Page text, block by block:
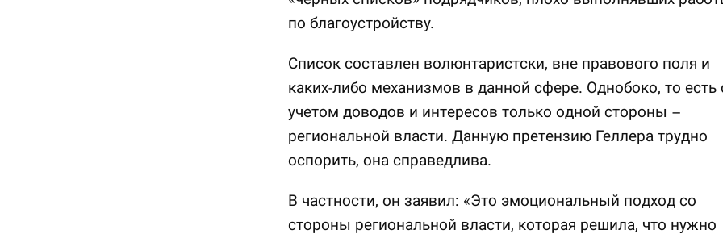
по благоустройству.
Список составлен волюнтаристски, вне правового поля и
каких-либо механизмов в данной сфере. Однобоко, то есть
учетом доводов и интересов только одной стороны –
региональной власти. Данную претензию Геллера трудно
оспорить, она справедлива.
В частности, он заявил: «Это эмоциональный подход со
стороны региональной власти, которая решила, что нужно